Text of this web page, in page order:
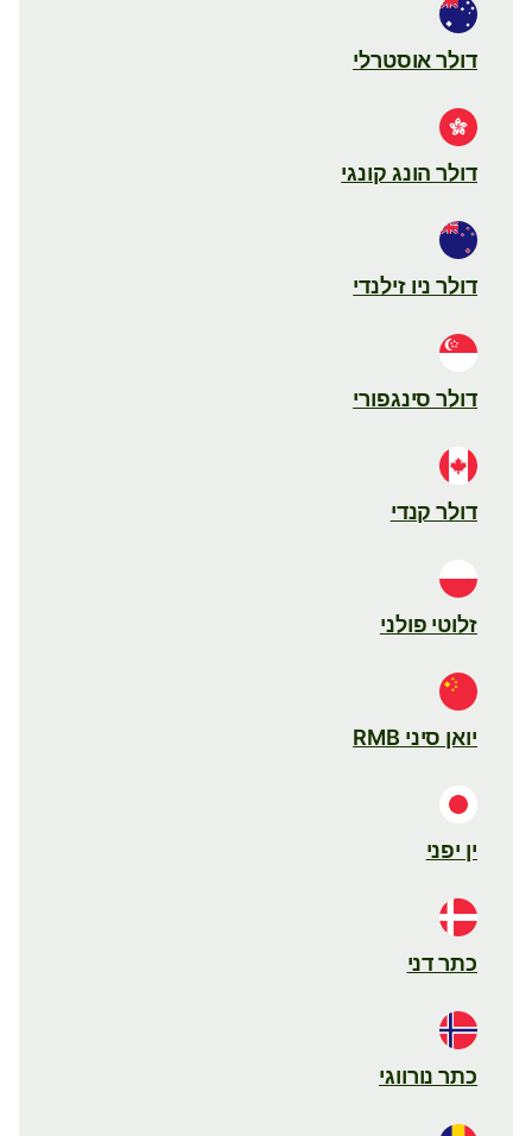
דולר אוסטרלי
דולר הונג קונגי
דולר ניו זילנדי
דולר סינגפורי
דולר קנדי
זלוטי פולני
יואן סיני RMB
ין יפני
כתר דני
כתר נורווגי